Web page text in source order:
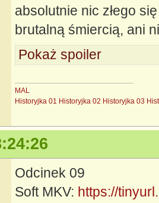
absolutnie nic złego
brutalną śmiercią, ani
Pokaż spoiler
MAL
Historyjka 01 Historyjka 02 Historyjka 03
Odcinek 09
Soft MKV: https://